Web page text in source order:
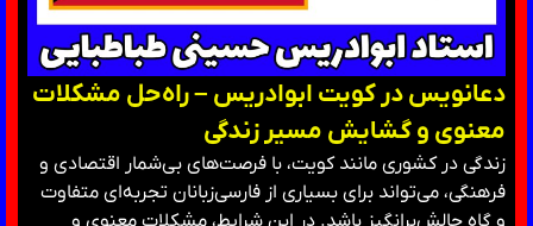
دعانویس در کویت ابوادریس – راه‌حل مشکلات
معنوی و گشایش مسیر زندگی
زندگی در کشوری مانند کویت، با فرصت‌های بی‌شمار اقتصادی و
فرهنگی، می‌تواند برای بسیاری از فارسی‌زبانان تجربه‌ای متفاوت
و گاه چالش‌برانگیز باشد. در این شرایط، مشکلات معنوی و